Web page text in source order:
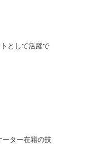
として活躍で
ーター在籍の技